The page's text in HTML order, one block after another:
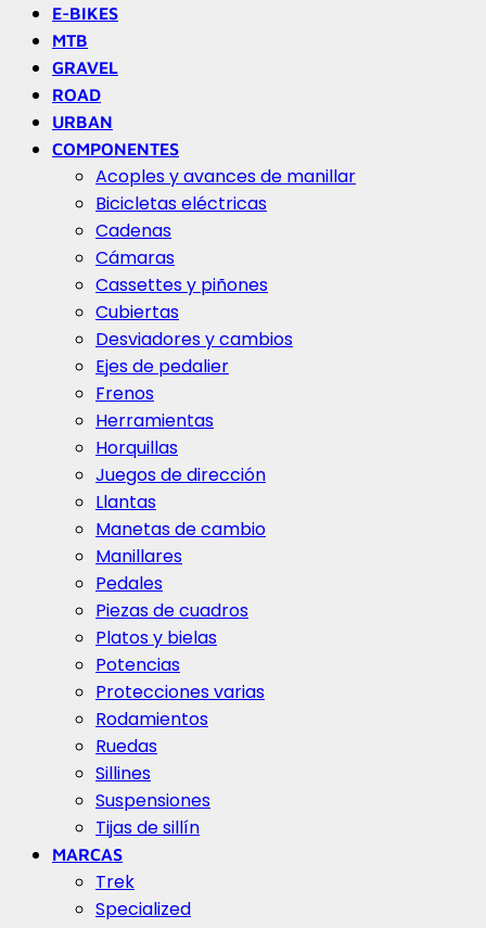
E-BIKES
MTB
GRAVEL
ROAD
URBAN
COMPONENTES
Acoples y avances de manillar
Bicicletas eléctricas
Cadenas
Cámaras
Cassettes y piñones
Cubiertas
Desviadores y cambios
Ejes de pedalier
Frenos
Herramientas
Horquillas
Juegos de dirección
Llantas
Manetas de cambio
Manillares
Pedales
Piezas de cuadros
Platos y bielas
Potencias
Protecciones varias
Rodamientos
Ruedas
Sillines
Suspensiones
Tijas de sillín
MARCAS
Trek
Specialized